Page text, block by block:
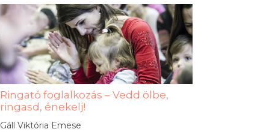
Ringató foglalkozás – Vedd ölbe,
ringasd, énekelj!
Gáll Viktória Emese